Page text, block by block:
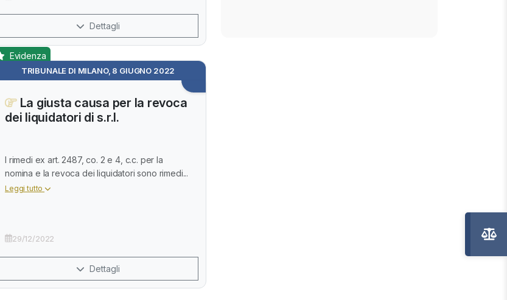
Dettagli
TRIBUNALE DI MILANO, 8 GIUGNO 2022
Evidenza
La giusta causa per la revoca
dei liquidatori di s.r.l.
I rimedi ex art. 2487, co. 2 e 4, c.c. per la
nomina e la revoca dei liquidatori sono rimedi...
Leggi tutto
29/12/2022
Dettagli